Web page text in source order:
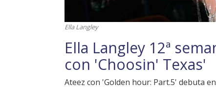
Ella Langley
Ella Langley 12ª
con 'Choosin' Texas'
Ateez con 'Golden hour: Part.5' debuta